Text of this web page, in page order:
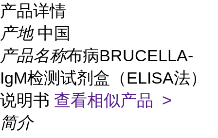
产品详情
产地 中国
产品名称布病BRUCELLA-
IgM检测试剂盒（ELISA法）
说明书 查看相似产品 >
简介